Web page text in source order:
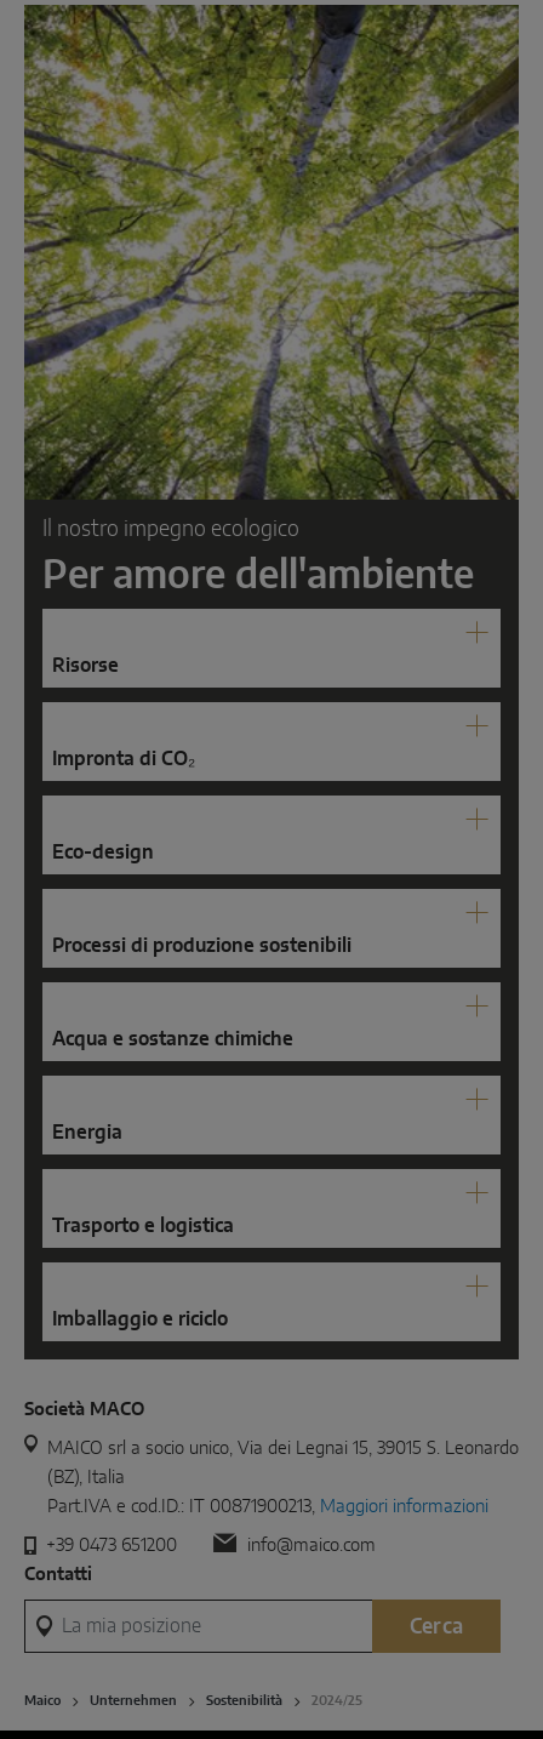
Il nostro impegno ecologico
Per amore dell'ambiente
Risorse
Impronta di CO₂
Eco-design
Processi di produzione sostenibili
Acqua e sostanze chimiche
Energia
Trasporto e logistica
Imballaggio e riciclo
Società MACO
MAICO srl a socio unico, Via dei Legnai 15, 39015 S. Leonardo
(BZ), Italia
Part.IVA e cod.ID.: IT 00871900213, Maggiori informazioni
+39 0473 651200
info@maico.com
Contatti
La mia posizione
Cerca
Maico Unternehmen Sostenibilità 2024/25